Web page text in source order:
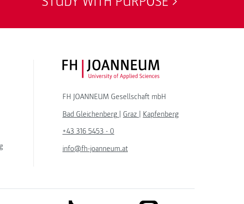
FH JOANNEUM Logo
FH JOANNEUM Gesellschaft mbH
Bad Gleichenberg | Graz | Kapfenberg
+43 316 5453 - 0
info@fh-joanneum.at